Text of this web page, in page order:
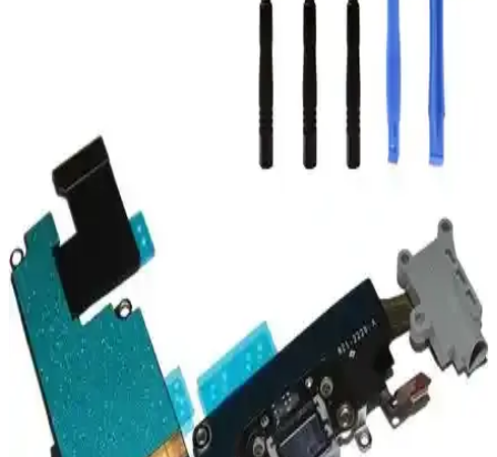
ve kırıklara karşı korur, hızlı ve güvenilir hizmetle maddi
iPhone 7 Orta Tuş Değişimi Rehberi: Adım Adım
Tamir ve Dikkat Edilmesi Gerekenler
iPhone 7 orta tuş değişimi için gerekli araçlar, adımlar ve dikkat
edilmesi gerekenler hakkında kapsamlı rehber. Uzman önerileriyle
cihazınızı güvenle tamir edin.
Media Markt Güvenilir Telefon Tamiri Hizmetleriyle
Cihazlarınızı Yeniden Canlandırın
Media Markt, geniş tamir seçenekleri ve orijinal parçalarla
telefonlarınızın performansını ilk günkü hale getirir. Hızlı, güvenilir
ve garantili hizmetlerle cihazlarınızı koruyun.
iPhone 8 Plus Home Tuşu Problemleri ve Güvenilir
Onarım Yöntemleri